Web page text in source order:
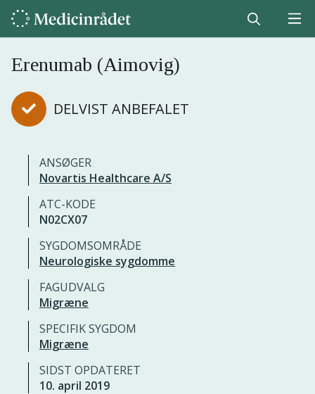
Erenumab (Aimovig)
DELVIST ANBEFALET
ANSØGER
Novartis Healthcare A/S
ATC-KODE
N02CX07
SYGDOMSOMRÅDE
Neurologiske sygdomme
FAGUDVALG
Migræne
SPECIFIK SYGDOM
Migræne
SIDST OPDATERET
10. april 2019